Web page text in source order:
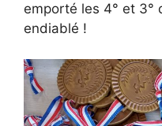
emporté les 4° et 3°
endiablé !